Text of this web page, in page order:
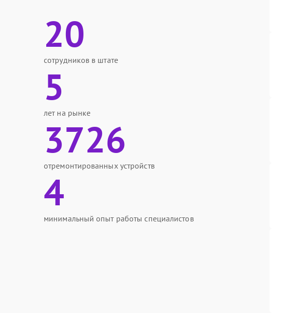
20
сотрудников в штате
5
лет на рынке
3726
отремонтированных устройств
4
минимальный опыт работы специалистов